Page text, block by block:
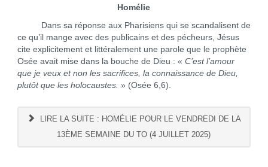
Homélie
Dans sa réponse aux Pharisiens qui se scandalisent de
ce qu’il mange avec des publicains et des pécheurs, Jésus
cite explicitement et littéralement une parole que le prophète
Osée avait mise dans la bouche de Dieu : « C’est l’amour
que je veux et non les sacrifices, la connaissance de Dieu,
plutôt que les holocaustes. » (Osée 6,6).
LIRE LA SUITE : HOMÉLIE POUR LE VENDREDI DE LA
13ÈME SEMAINE DU TO (4 JUILLET 2025)